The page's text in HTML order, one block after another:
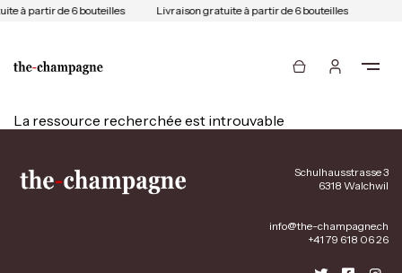
à partir de 6 bouteilles Livraison gratuite à partir de 6 bouteilles
La ressource recherchée est introuvable
Schulhausstrasse 3
6318 Walchwil
info@the-champagne.ch
+41 79 618 06 26